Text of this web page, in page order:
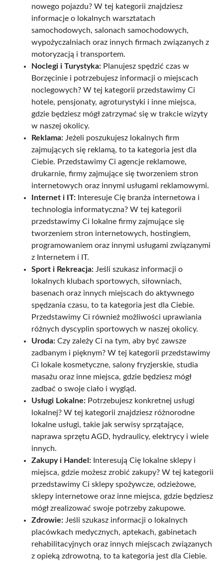
nowego pojazdu? W tej kategorii znajdziesz
informacje o lokalnych warsztatach
samochodowych, salonach samochodowych,
wypożyczalniach oraz innych firmach związanych z
motoryzacją i transportem.
Noclegi i Turystyka: Planujesz spędzić czas w
Borzęcinie i potrzebujesz informacji o miejscach
noclegowych? W tej kategorii przedstawimy Ci
hotele, pensjonaty, agroturystyki i inne miejsca,
gdzie będziesz mógł zatrzymać się w trakcie wizyty
w naszej okolicy.
Reklama: Jeżeli poszukujesz lokalnych firm
zajmujących się reklamą, to ta kategoria jest dla
Ciebie. Przedstawimy Ci agencje reklamowe,
drukarnie, firmy zajmujące się tworzeniem stron
internetowych oraz innymi usługami reklamowymi.
Internet i IT: Interesuje Cię branża internetowa i
technologia informatyczna? W tej kategorii
przedstawimy Ci lokalne firmy zajmujące się
tworzeniem stron internetowych, hostingiem,
programowaniem oraz innymi usługami związanymi
z Internetem i IT.
Sport i Rekreacja: Jeśli szukasz informacji o
lokalnych klubach sportowych, siłowniach,
basenach oraz innych miejscach do aktywnego
spędzania czasu, to ta kategoria jest dla Ciebie.
Przedstawimy Ci również możliwości uprawiania
różnych dyscyplin sportowych w naszej okolicy.
Uroda: Czy zależy Ci na tym, aby być zawsze
zadbanym i pięknym? W tej kategorii przedstawimy
Ci lokale kosmetyczne, salony fryzjerskie, studia
masażu oraz inne miejsca, gdzie będziesz mógł
zadbać o swoje ciało i wygląd.
Usługi Lokalne: Potrzebujesz konkretnej usługi
lokalnej? W tej kategorii znajdziesz różnorodne
lokalne usługi, takie jak serwisy sprzątające,
naprawa sprzętu AGD, hydraulicy, elektrycy i wiele
innych.
Zakupy i Handel: Interesują Cię lokalne sklepy i
miejsca, gdzie możesz zrobić zakupy? W tej kategorii
przedstawimy Ci sklepy spożywcze, odzieżowe,
sklepy internetowe oraz inne miejsca, gdzie będziesz
mógł zrealizować swoje potrzeby zakupowe.
Zdrowie: Jeśli szukasz informacji o lokalnych
placówkach medycznych, aptekach, gabinetach
rehabilitacyjnych oraz innych miejscach związanych
z opieką zdrowotną, to ta kategoria jest dla Ciebie.